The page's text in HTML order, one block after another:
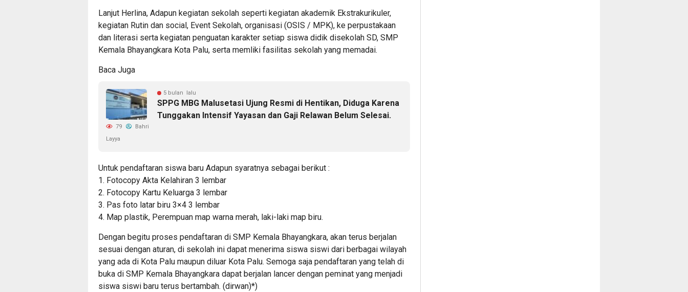
Lanjut Herlina, Adapun kegiatan sekolah seperti kegiatan akademik Ekstrakurikuler,
kegiatan Rutin dan social, Event Sekolah, organisasi (OSIS / MPK), ke perpustakaan
dan literasi serta kegiatan penguatan karakter setiap siswa didik disekolah SD, SMP
Kemala Bhayangkara Kota Palu, serta memliki fasilitas sekolah yang memadai.
Baca Juga
5 bulan lalu
SPPG MBG Malusetasi Ujung Resmi di Hentikan, Diduga Karena
Tunggakan Intensif Yayasan dan Gaji Relawan Belum Selesai.
79
Bahri
Layya
Untuk pendaftaran siswa baru Adapun syaratnya sebagai berikut :
1. Fotocopy Akta Kelahiran 3 lembar
2. Fotocopy Kartu Keluarga 3 lembar
3. Pas foto latar biru 3×4 3 lembar
4. Map plastik, Perempuan map warna merah, laki-laki map biru.
Dengan begitu proses pendaftaran di SMP Kemala Bhayangkara, akan terus berjalan
sesuai dengan aturan, di sekolah ini dapat menerima siswa siswi dari berbagai wilayah
yang ada di Kota Palu maupun diluar Kota Palu. Semoga saja pendaftaran yang telah di
buka di SMP Kemala Bhayangkara dapat berjalan lancer dengan peminat yang menjadi
siswa siswi baru terus bertambah. (dirwan)*)